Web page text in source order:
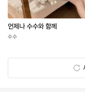
언제나 수수와 함께
수수